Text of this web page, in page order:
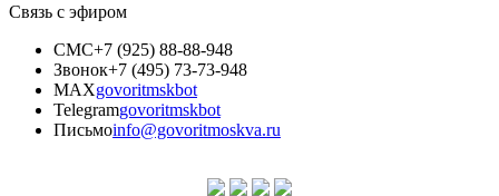
Связь с эфиром
СМС+7 (925) 88-88-948
Звонок+7 (495) 73-73-948
MAXgovoritmskbot
Telegramgovoritmskbot
Письмоinfo@govoritmoskva.ru